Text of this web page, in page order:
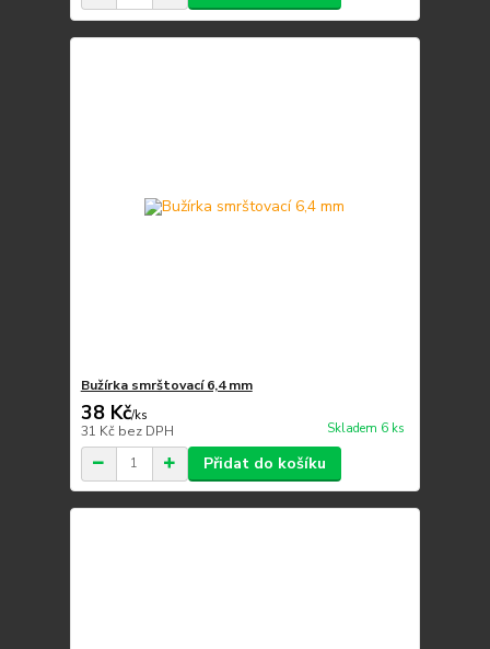
Bužírka smrštovací 6,4 mm
38 Kč/ks
31 Kč bez DPH Skladem 6 ks
Přidat do košíku